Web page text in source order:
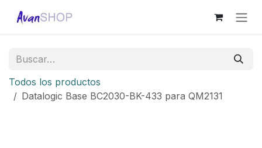
Todos los productos
Datalogic Base BC2030-BK-433 para QM2131